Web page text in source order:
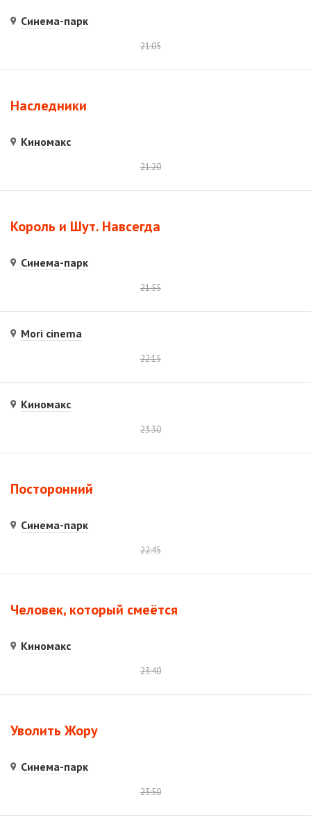
Синема-парк
21:05
Наследники
Киномакс
21:20
Король и Шут. Навсегда
Синема-парк
21:55
Mori cinema
22:15
Киномакс
23:30
Посторонний
Синема-парк
22:45
Человек, который смеётся
Киномакс
23:40
Уволить Жору
Синема-парк
23:50